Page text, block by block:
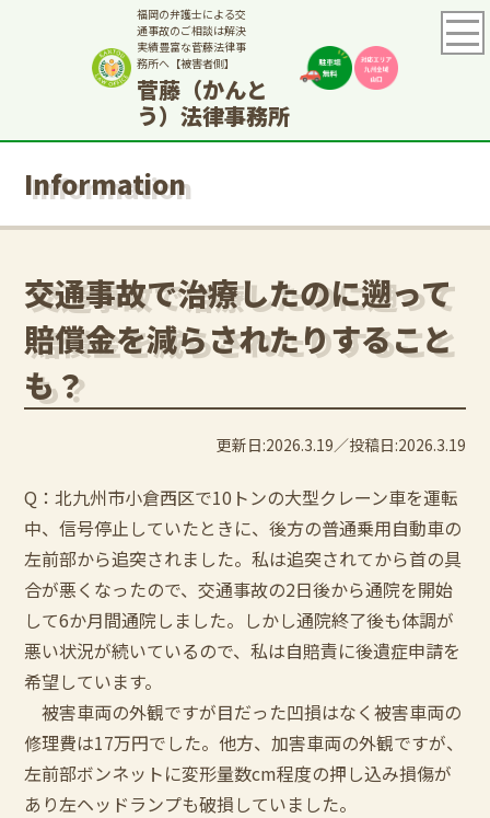
福岡の弁護士による交
通事故のご相談は解決
実績豊富な菅藤法律事
務所へ【被害者側】
菅藤（かんと
う）法律事務所
Information
交通事故で治療したのに遡って
賠償金を減らされたりすること
も？
更新日:2026.3.19 投稿日:2026.3.19
Q：北九州市小倉西区で10トンの大型クレーン車を運転
中、信号停止していたときに、後方の普通乗用自動車の
左前部から追突されました。私は追突されてから首の具
合が悪くなったので、交通事故の2日後から通院を開始
して6か月間通院しました。しかし通院終了後も体調が
悪い状況が続いているので、私は自賠責に後遺症申請を
希望しています。
被害車両の外観ですが目だった凹損はなく被害車両の
修理費は17万円でした。他方、加害車両の外観ですが、
左前部ボンネットに変形量数cm程度の押し込み損傷が
あり左ヘッドランプも破損していました。